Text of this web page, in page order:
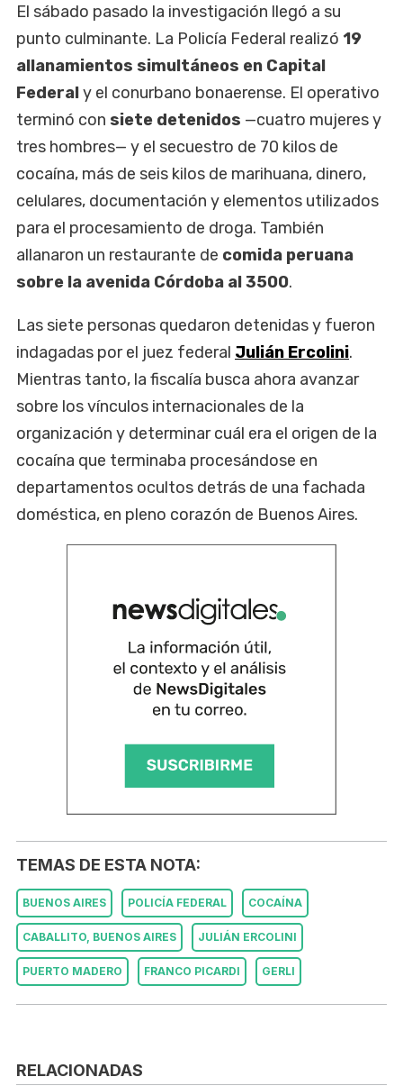
El sábado pasado la investigación llegó a su
punto culminante. La Policía Federal realizó 19
allanamientos simultáneos en Capital
Federaly el conurbano bonaerense. El operativo
terminó con siete detenidos —cuatro mujeres y
tres hombres— y el secuestro de 70 kilos de
cocaína, más de seis kilos de marihuana, dinero,
celulares, documentación y elementos utilizados
para el procesamiento de droga. También
allanaron un restaurante de comida peruana
sobre la avenida Córdoba al 3500.
Las siete personas quedaron detenidas y fueron
indagadas por el juez federal Julián Ercolini.
Mientras tanto, la fiscalía busca ahora avanzar
sobre los vínculos internacionales de la
organización y determinar cuál era el origen de la
cocaína que terminaba procesándose en
departamentos ocultos detrás de una fachada
doméstica, en pleno corazón de Buenos Aires.
TEMAS DE ESTA NOTA:
BUENOS AIRES POLICÍA FEDERAL COCAÍNA
CABALLITO, BUENOS AIRES JULIÁN ERCOLINI
PUERTO MADERO FRANCO PICARDI GERLI
RELACIONADAS